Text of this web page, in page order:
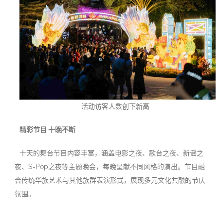
活动访客人数创下新高
精彩节目 十晚不断
十天的舞台节目内容丰富，涵盖电影之夜、歌台之夜、新谣之
夜、S-Pop之夜等主题晚会，每晚呈献不同风格的演出。节目融
合传统华族艺术与其他族群表演形式，展现多元文化共融的节庆
氛围。